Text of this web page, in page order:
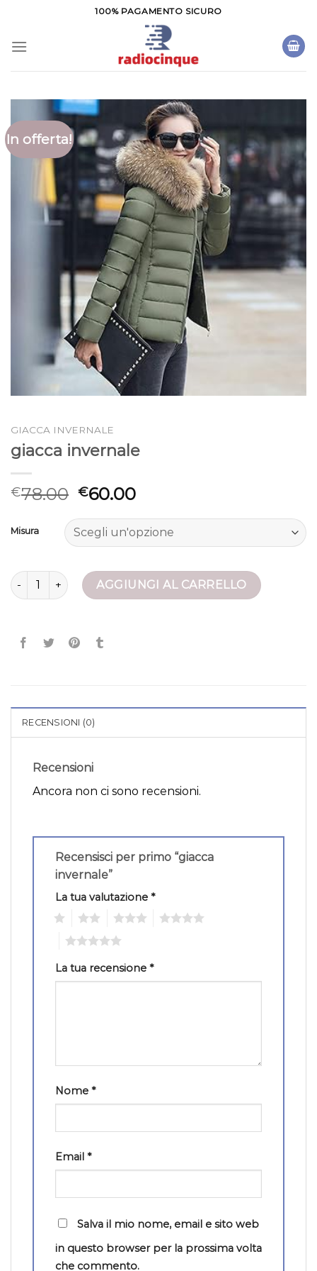
contenuti
100% PAGAMENTO SICURO
In offerta!
GIACCA INVERNALE
giacca invernale
€78.00 €60.00
Misura
giacca invernale quantitàAGGIUNGI AL CARRELLO
RECENSIONI (0)
Recensioni
Ancora non ci sono recensioni.
Recensisci per primo “giacca
invernale”
La tua valutazione *
La tua recensione *
Nome *
Email *
Salva il mio nome, email e sito web
in questo browser per la prossima volta
che commento.